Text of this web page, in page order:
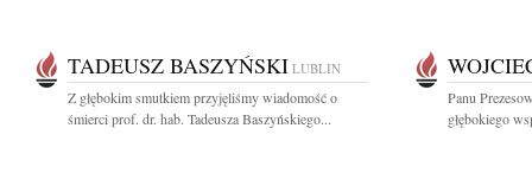
TADEUSZ BASZYŃSKI LUBLIN
Z głębokim smutkiem przyjęliśmy wiadomość o
śmierci prof. dr. hab. Tadeusza Baszyńskiego...
Panu
głębokiego